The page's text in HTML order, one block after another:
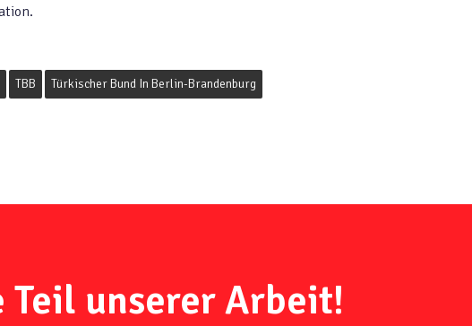
TBB Türkischer Bund In Berlin-Brandenburg
Teil unserer Arbeit!